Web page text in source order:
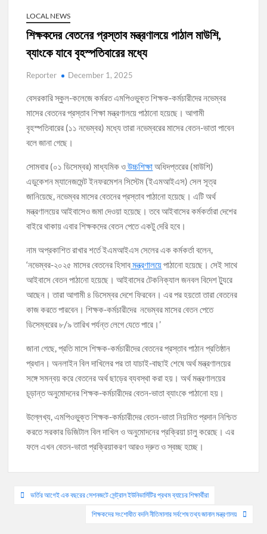
LOCAL NEWS
শিক্ষকদের বেতনের প্রস্তাব মন্ত্রণালয়ে পাঠাল মাউশি,
ব্যাংকে যাবে বৃহস্পতিবারের মধ্যে
Reporter December 1, 2025
বেসরকারি স্কুল-কলেজে কর্মরত এমপিওভুক্ত শিক্ষক-কর্মচারীদের নভেম্বর
মাসের বেতনের প্রস্তাব শিক্ষা মন্ত্রণালয়ে পাঠানো হয়েছে। আগামী
বৃহস্পতিবারের (১১ নভেম্বর) মধ্যে তারা নভেম্বরের মাসের বেতন-ভাতা পাবেন
বলে জানা গেছে।
সোমবার (০১ ডিসেম্বর) মাধ্যমিক ওউচ্চশিক্ষাঅধিদপ্তরের (মাউশি)
এডুকেশন ম্যানেজমেন্ট ইনফরমেশন সিস্টেম (ইএমআইএস) সেল সূত্র
জানিয়েছে, নভেম্বর মাসের বেতনের প্রস্তাব পাঠানো হয়েছে। এটি অর্থ
মন্ত্রণালয়ের আইবাসেও জমা দেওয়া হয়েছে। তবে আইবাসের কর্মকর্তারা দেশের
বাইরে থাকায় এবার শিক্ষকদের বেতন পেতে একটু দেরি হবে।
নাম অপ্রকাশিত রাখার শর্তে ইএমআইএস সেলের এক কর্মকর্তা বলেন,
‘নভেম্বর-২০২৫ মাসের বেতনের হিসাবমন্ত্রণালয়েপাঠানো হয়েছে। সেই সাথে
আইবাসে বেতন পাঠানো হয়েছে। আইবাসের টেকনিক্যাল জনবল বিদেশ ট্যুরে
আছেন। তারা আগামী ৪ ডিসেম্বর দেশে ফিরবেন। এর পর হয়তো তারা বেতনের
কাজ করতে পারবেন। শিক্ষক-কর্মচারীদের নভেম্বর মাসের বেতন পেতে
ডিসেম্বরের ৮/৯ তারিখ পর্যন্ত লেগে যেতে পারে।’
জানা গেছে, প্রতি মাসে শিক্ষক-কর্মচারীদের বেতনের প্রস্তাব পাঠান প্রতিষ্ঠান
প্রধান। অনলাইন বিল দাখিলের পর তা যাচাই-বাছাই শেষে অর্থ মন্ত্রণালয়ের
সঙ্গে সমন্বয় করে বেতনের অর্থ ছাড়ের ব্যবস্থা করা হয়। অর্থ মন্ত্রণালয়ের
চূড়ান্ত অনুমোদনের শিক্ষক-কর্মচারীদের বেতন-ভাতা ব্যাংকে পাঠানো হয়।
উল্লেখ্য, এমপিওভুক্ত শিক্ষক-কর্মচারীদের বেতন-ভাতা নিয়মিত প্রদান নিশ্চিত
করতে সরকার ডিজিটাল বিল দাখিল ও অনুমোদনের প্রক্রিয়া চালু করেছে। এর
ফলে এখন বেতন-ভাতা প্রক্রিয়াকরণ আরও দ্রুত ও স্বচ্ছ হচ্ছে।
Postভর্তির আগেই এক বছরের সেশনজটে সেন্ট্রাল ইউনিভার্সিটির প্রথম ব্যাচের শিক্ষার্থীরা
শিক্ষকদের সংশোধীত বদলি নীতিমালার সর্বশেষ তথ্য জানাল মন্ত্রণালয়